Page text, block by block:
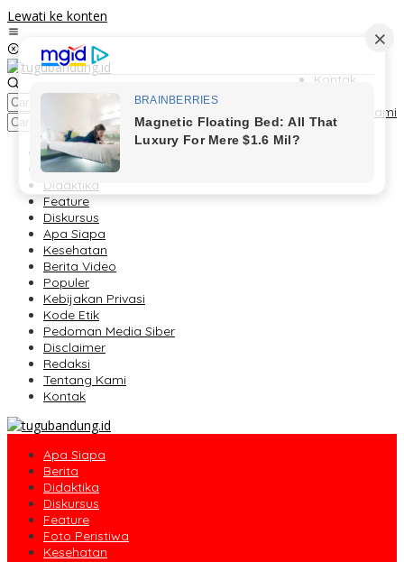
Lewati ke konten
Kontak
Tentang Kami
Berita
Foto Peristiwa
Didaktika
Feature
Diskursus
Apa Siapa
Kesehatan
Berita Video
Populer
Kebijakan Privasi
Kode Etik
Pedoman Media Siber
Disclaimer
Redaksi
Tentang Kami
Kontak
Apa Siapa
Berita
Didaktika
Diskursus
Feature
Foto Peristiwa
Kesehatan